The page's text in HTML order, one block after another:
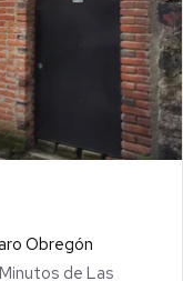
Obregón
de Las